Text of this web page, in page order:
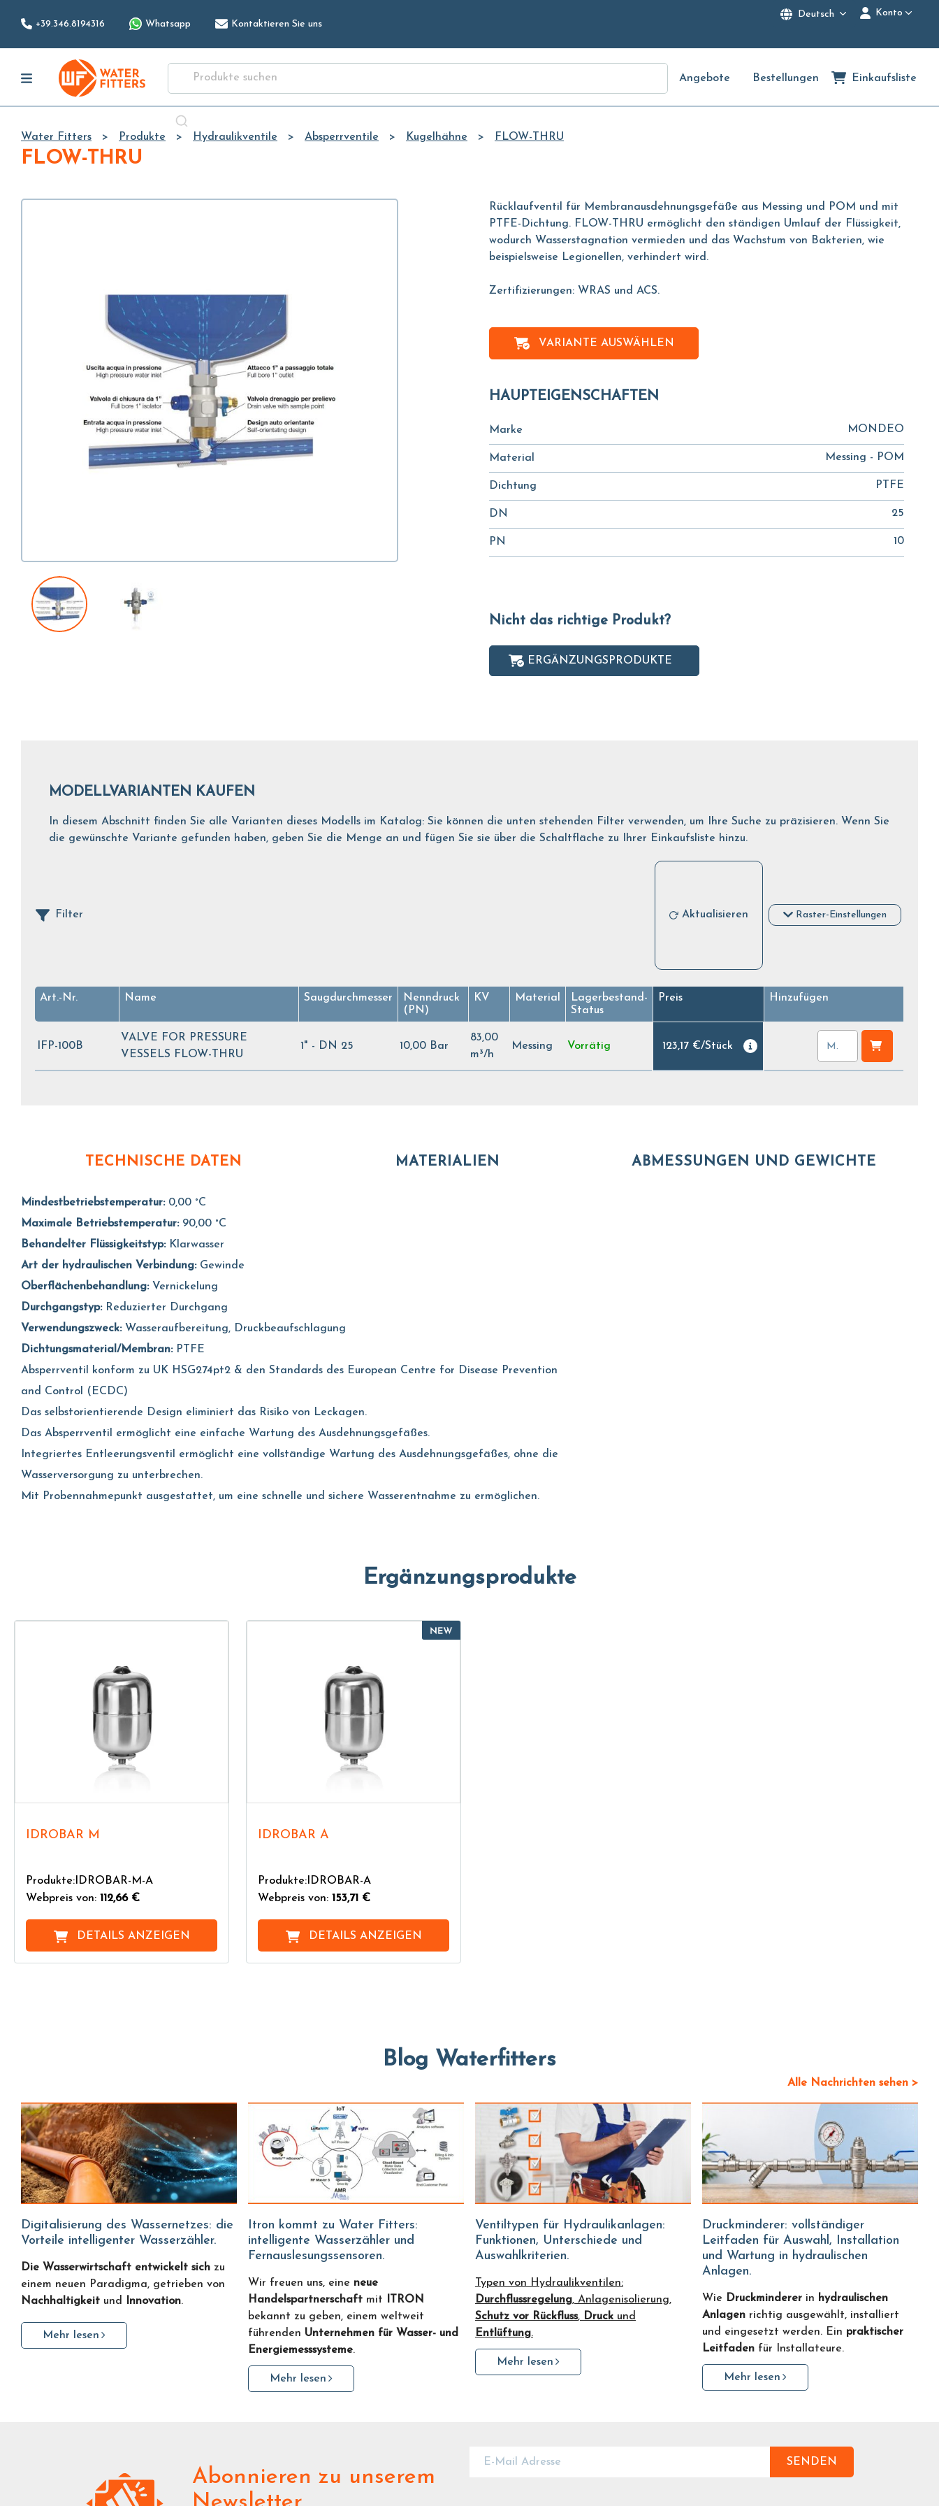
+39.346.8194316 Whatsapp Kontaktieren Sie uns
Deutsch Konto
Angebote Bestellungen Einkaufsliste
Water Fitters Produkte Hydraulikventile Absperrventile Kugelhähne FLOW-THRU
FLOW-THRU
Rücklaufventil für Membranausdehnungsgefäße aus Messing und POM und mit
PTFE-Dichtung. FLOW-THRU ermöglicht den ständigen Umlauf der Flüssigkeit,
wodurch Wasserstagnation vermieden und das Wachstum von Bakterien, wie
beispielsweise Legionellen, verhindert wird.
Zertifizierungen: WRAS und ACS.
VARIANTE AUSWÄHLEN
HAUPTEIGENSCHAFTEN
Marke MONDEO
Material Messing - POM
Dichtung PTFE
DN 25
PN 10
Nicht das richtige Produkt?
ERGÄNZUNGSPRODUKTE
MODELLVARIANTEN KAUFEN
In diesem Abschnitt finden Sie alle Varianten dieses Modells im Katalog: Sie können die unten stehenden Filter verwenden, um Ihre Suche zu präzisieren. Wenn Sie
die gewünschte Variante gefunden haben, geben Sie die Menge an und fügen Sie sie über die Schaltfläche zu Ihrer Einkaufsliste hinzu.
Filter Aktualisieren Raster-Einstellungen
Art.-Nr. Name Saugdurchmesser
Nenndruck
(PN)
KV Material
Lagerbestand-
Status
Preis Hinzufügen
IFP-100B
VALVE FOR PRESSURE
VESSELS FLOW-THRU
1" - DN 25 10,00 Bar
83,00
m³/h
Messing Vorrätig 123,17 €/Stück
TECHNISCHE DATEN MATERIALIEN ABMESSUNGEN UND GEWICHTE
Mindestbetriebstemperatur: 0,00 °C
Maximale Betriebstemperatur: 90,00 °C
Behandelter Flüssigkeitstyp: Klarwasser
Art der hydraulischen Verbindung: Gewinde
Oberflächenbehandlung: Vernickelung
Durchgangstyp: Reduzierter Durchgang
Verwendungszweck: Wasseraufbereitung, Druckbeaufschlagung
Dichtungsmaterial/Membran: PTFE
Absperrventil konform zu UK HSG274pt2 & den Standards des European Centre for Disease Prevention
and Control (ECDC)
Das selbstorientierende Design eliminiert das Risiko von Leckagen.
Das Absperrventil ermöglicht eine einfache Wartung des Ausdehnungsgefäßes.
Integriertes Entleerungsventil ermöglicht eine vollständige Wartung des Ausdehnungsgefäßes, ohne die
Wasserversorgung zu unterbrechen.
Mit Probennahmepunkt ausgestattet, um eine schnelle und sichere Wasserentnahme zu ermöglichen.
Ergänzungsprodukte
IDROBAR M
Produkte:IDROBAR-M-A
Webpreis von: 112,66 €
DETAILS ANZEIGEN
IDROBAR A
Produkte:IDROBAR-A
Webpreis von: 153,71 €
DETAILS ANZEIGEN
Blog Waterfitters
Alle Nachrichten sehen >
Digitalisierung des Wassernetzes: die
Vorteile intelligenter Wasserzähler.
Die Wasserwirtschaft entwickelt sich zu
einem neuen Paradigma, getrieben von
Nachhaltigkeit und Innovation.
Mehr lesen
intelligente Wasserzähler und
Fernauslesungssensoren.
Wir freuen uns, eine neue
Handelspartnerschaft mit
ITRON
bekannt zu geben, einem weltweit
führenden Unternehmen für Wasser- und
Energiemesssysteme.
Mehr lesen
Ventiltypen für Hydraulikanlagen:
Funktionen, Unterschiede und
Auswahlkriterien.
Typen von Hydraulikventilen:
Durchflussregelung, Anlagenisolierung,
Schutz vor Rückfluss, Druck und
Entlüftung.
Mehr lesen
Druckminderer: vollständiger
Leitfaden für Auswahl, Installation
und Wartung in hydraulischen
Anlagen.
Wie Druckminderer in hydraulischen
Anlagen richtig ausgewählt, installiert
und eingesetzt werden. Ein praktischer
Leitfaden für Installateure.
Mehr lesen
Abonnieren zu unserem
SENDEN